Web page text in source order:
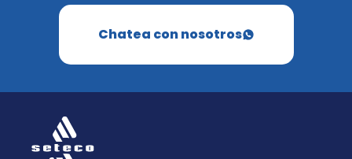
Chatea con nosotros